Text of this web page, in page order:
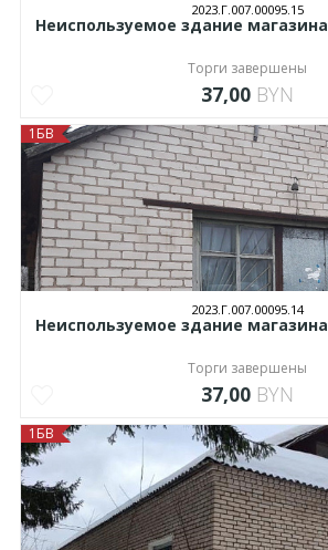
2023.Г.007.00095.15
Неиспользуемое здание магазина
Торги завершены
37,00 BYN
1БВ
2023.Г.007.00095.14
Неиспользуемое здание магазина
Торги завершены
37,00 BYN
1БВ